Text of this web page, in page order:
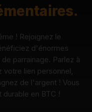
! Rejoignez le
d'énormes
parrainage. Parlez à
lien personnel,
de l'argent ! Vous
en BTC !